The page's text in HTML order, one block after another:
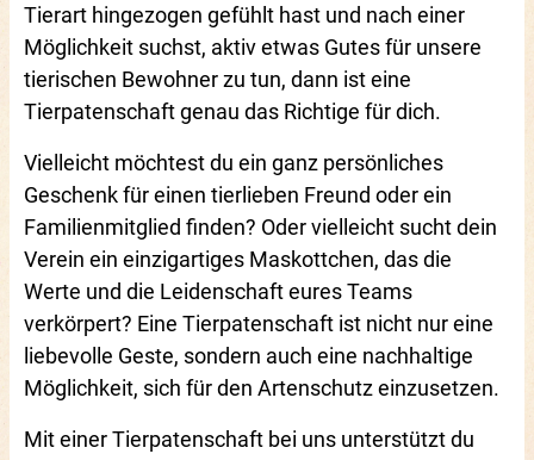
Tierart hingezogen gefühlt hast und nach einer
Möglichkeit suchst, aktiv etwas Gutes für unsere
tierischen Bewohner zu tun, dann ist eine
Tierpatenschaft genau das Richtige für dich.
Vielleicht möchtest du ein ganz persönliches
Geschenk für einen tierlieben Freund oder ein
Familienmitglied finden? Oder vielleicht sucht dein
Verein ein einzigartiges Maskottchen, das die
Werte und die Leidenschaft eures Teams
verkörpert? Eine Tierpatenschaft ist nicht nur eine
liebevolle Geste, sondern auch eine nachhaltige
Möglichkeit, sich für den Artenschutz einzusetzen.
Mit einer Tierpatenschaft bei uns unterstützt du